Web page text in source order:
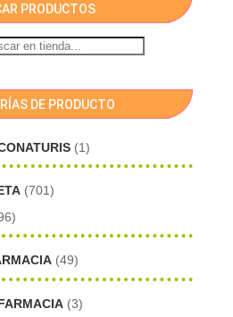
PRODUCTOS
DE PRODUCTO
(1)
(701)
(49)
(3)